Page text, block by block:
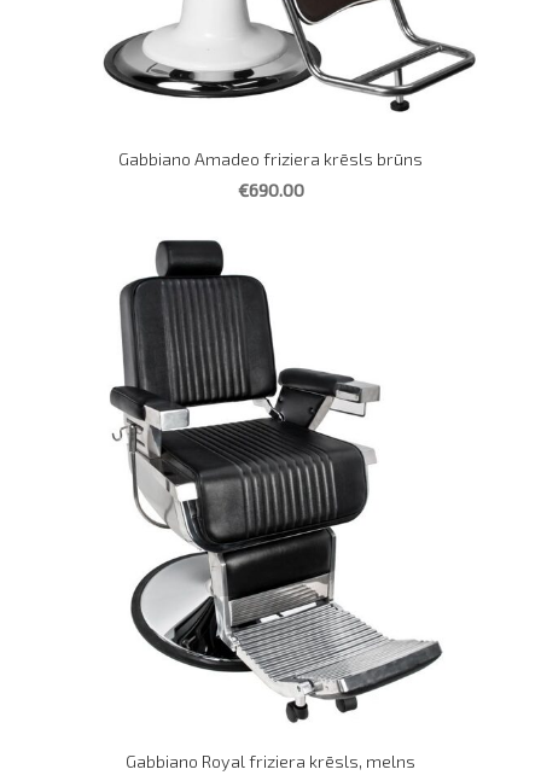
Gabbiano Amadeo friziera krēsls brūns
€690.00
Gabbiano Royal friziera krēsls, melns